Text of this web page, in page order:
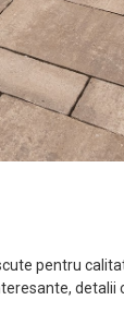
pentru
detalii